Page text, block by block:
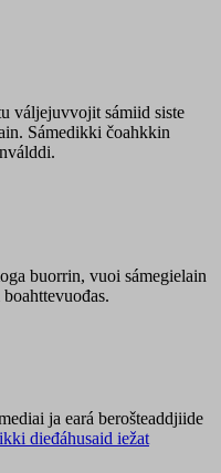
váljejuvvojit sámiid siste
Sámedikki čoahkkin
buorrin, vuoi sámegielain
ja eará berošteaddjiide
dieđáhusaid iežat